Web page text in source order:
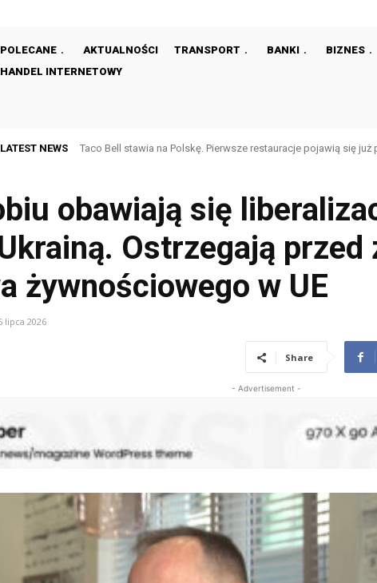
POLECANE AKTUALNOŚCI TRANSPORT BANKI BIZNES
HANDEL INTERNETOWY
LATEST NEWS Taco Bell stawia na Polskę. Pierwsze restauracje pojawią się już
obawiają się
Ostrzegają przed
żywnościowego w UE
lipca 2026
Share
- Advertisement -